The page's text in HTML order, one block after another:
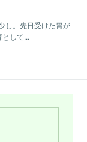
し。先日受けた胃が
して...